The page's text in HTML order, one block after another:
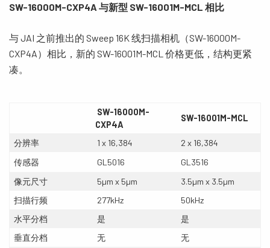
SW-16000M-CXP4A 与新型 SW-16001M-MCL 相比
与 JAI 之前推出的 Sweep 16K 线扫描相机（SW-16000M-
CXP4A）相比，新的 SW-16001M-MCL 价格更低，结构更紧
凑。
SW-16000M-
CXP4A
SW-16001M-MCL
分辨率 1 x 16,384
2 x 16,384
传感器
GL5016
GL3516
像元尺寸
5µm x 5µm
3.5µm x 3.5µm
扫描行频
277kHz
50kHz
水平分档
是
是
垂直分档
无 无